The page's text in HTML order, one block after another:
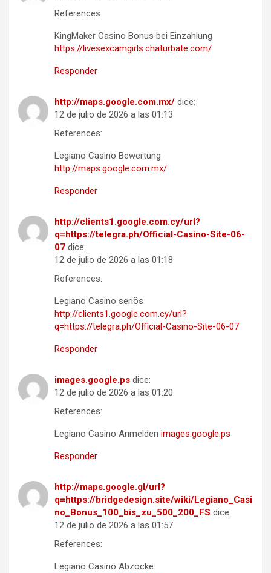
References:
KingMaker Casino Bonus bei Einzahlung
https://livesexcamgirls.chaturbate.com/
Responder
http://maps.google.com.mx/ dice:
12 de julio de 2026 a las 01:13
References:
Legiano Casino Bewertung
http://maps.google.com.mx/
Responder
http://clients1.google.com.cy/url?
q=https://telegra.ph/Official-Casino-Site-06-
07 dice:
12 de julio de 2026 a las 01:18
References:
Legiano Casino seriös
http://clients1.google.com.cy/url?
q=https://telegra.ph/Official-Casino-Site-06-07
Responder
images.google.ps dice:
12 de julio de 2026 a las 01:20
References:
Legiano Casino Anmelden images.google.ps
Responder
http://maps.google.gl/url?
q=https://bridgedesign.site/wiki/Legiano_Casi
no_Bonus_100_bis_zu_500_200_FS dice:
12 de julio de 2026 a las 01:57
References:
Legiano Casino Abzocke